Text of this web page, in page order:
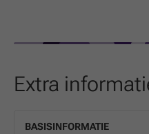
Extra
BASISINFORMATIE